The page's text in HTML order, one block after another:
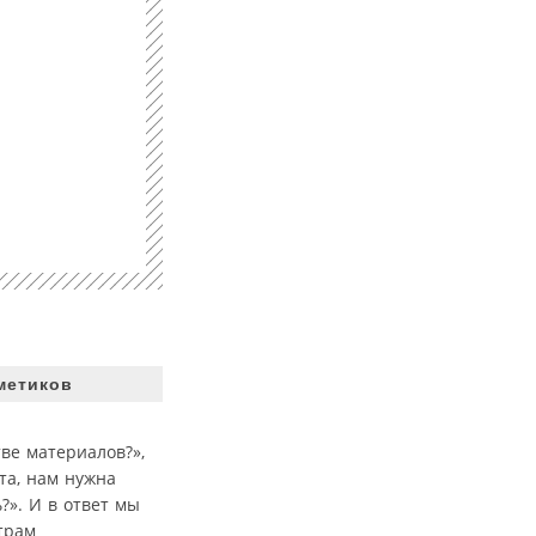
материалов?»,
нам нужна
И в ответ мы